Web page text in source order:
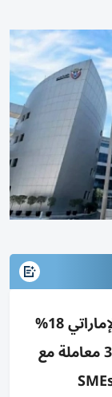
جمارك دبي ترفع مشتريات المورد الإماراتي 18%
إلى 9.7 مليون درهم في 2025، و363 معاملة مع